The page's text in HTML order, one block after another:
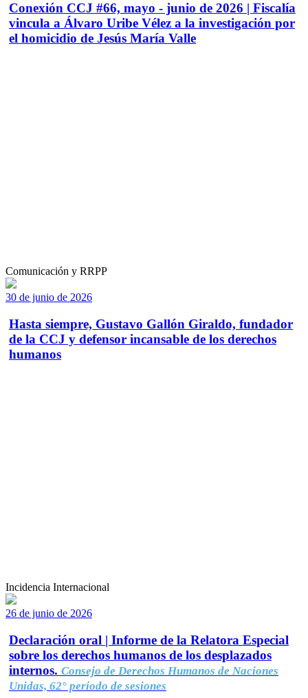
Conexión CCJ #66, mayo - junio de 2026 | Fiscalía
vincula a Álvaro Uribe Vélez a la investigación por
el homicidio de Jesús María Valle
Comunicación y RRPP
30 de junio de 2026
Hasta siempre, Gustavo Gallón Giraldo, fundador
de la CCJ y defensor incansable de los derechos
humanos
Incidencia Internacional
26 de junio de 2026
Declaración oral | Informe de la Relatora Especial
sobre los derechos humanos de los desplazados
internos. Consejo de Derechos Humanos de Naciones
Unidas, 62° período de sesiones